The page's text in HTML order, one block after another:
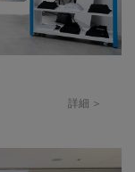
詳細 ＞